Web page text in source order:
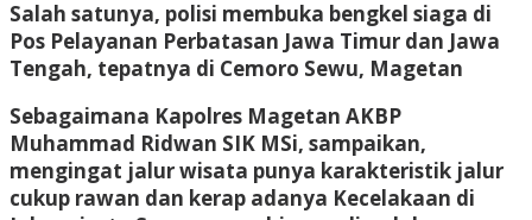
Salah satunya, polisi membuka bengkel siaga di
Pos Pelayanan Perbatasan Jawa Timur dan Jawa
Tengah, tepatnya di Cemoro Sewu, Magetan
Sebagaimana Kapolres Magetan AKBP
Muhammad Ridwan SIK MSi, sampaikan,
mengingat jalur wisata punya karakteristik jalur
cukup rawan dan kerap adanya Kecelakaan di